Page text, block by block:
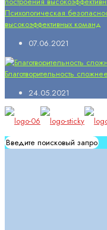
Психологическая
высокоэффективных команд
07.06.2021
Благотворительность
24.05.2021